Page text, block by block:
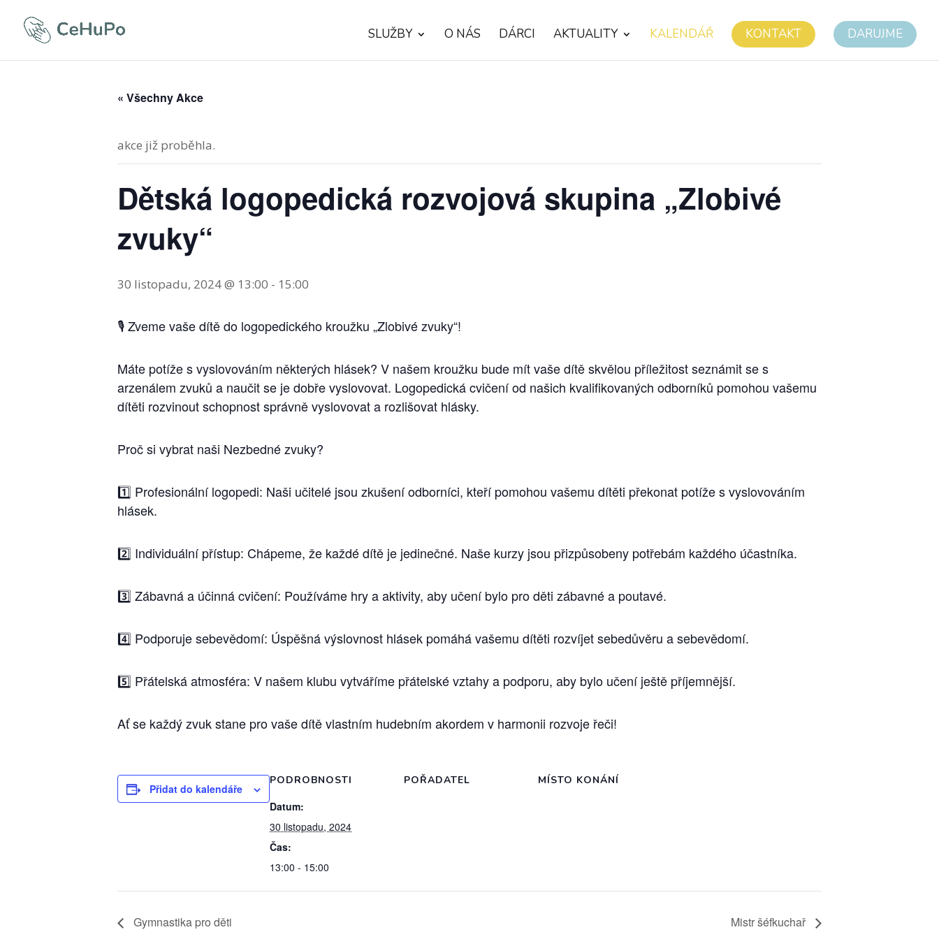
SLUŽBY O NÁS DÁRCI AKTUALITY KALENDÁŘ KONTAKT DARUJME
« Všechny Akce
akce již proběhla.
Dětská logopedická rozvojová skupina „Zlobivé
zvuky“
30 listopadu, 2024 @ 13:00 - 15:00
🎙 Zveme vaše dítě do logopedického kroužku „Zlobivé zvuky“!
Máte potíže s vyslovováním některých hlásek? V našem kroužku bude mít vaše dítě skvělou příležitost seznámit se s
arzenálem zvuků a naučit se je dobře vyslovovat. Logopedická cvičení od našich kvalifikovaných odborníků pomohou vašemu
dítěti rozvinout schopnost správně vyslovovat a rozlišovat hlásky.
Proč si vybrat naši Nezbedné zvuky?
1️⃣ Profesionální logopedi: Naši učitelé jsou zkušení odborníci, kteří pomohou vašemu dítěti překonat potíže s vyslovováním
hlásek.
2️⃣ Individuální přístup: Chápeme, že každé dítě je jedinečné. Naše kurzy jsou přizpůsobeny potřebám každého účastníka.
3️⃣ Zábavná a účinná cvičení: Používáme hry a aktivity, aby učení bylo pro děti zábavné a poutavé.
4️⃣ Podporuje sebevědomí: Úspěšná výslovnost hlásek pomáhá vašemu dítěti rozvíjet sebedůvěru a sebevědomí.
5️⃣ Přátelská atmosféra: V našem klubu vytváříme přátelské vztahy a podporu, aby bylo učení ještě příjemnější.
Ať se každý zvuk stane pro vaše dítě vlastním hudebním akordem v harmonii rozvoje řeči!
Přidat do kalendáře
PODROBNOSTI
Datum:
30 listopadu, 2024
Čas:
13:00 - 15:00
POŘADATEL MÍSTO KONÁNÍ
Gymnastika pro děti Mistr šéfkuchař